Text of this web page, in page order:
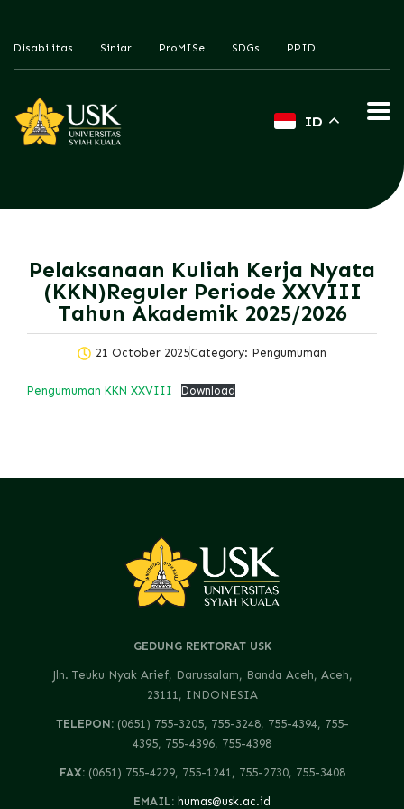
Disabilitas Siniar ProMISe SDGs PPID
ID
Pelaksanaan Kuliah Kerja Nyata
(KKN)Reguler Periode XXVIII
Tahun Akademik 2025/2026
21 October 2025Category: Pengumuman
Pengumuman KKN XXVIII Download
GEDUNG REKTORAT USK
Jln. Teuku Nyak Arief, Darussalam, Banda Aceh, Aceh,
23111, INDONESIA
TELEPON: (0651) 755-3205, 755-3248, 755-4394, 755-
4395, 755-4396, 755-4398
FAX: (0651) 755-4229, 755-1241, 755-2730, 755-3408
EMAIL: humas@usk.ac.id